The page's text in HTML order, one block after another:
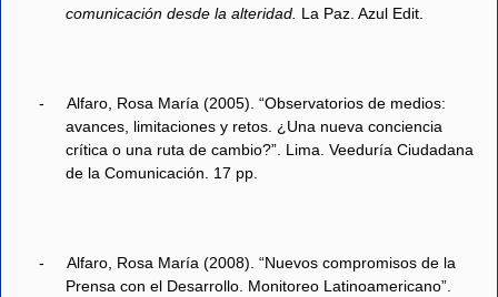
comunicación desde la alteridad. La Paz. Azul Edit.
-
Alfaro, Rosa María (2005). “Observatorios de medios:
avances, limitaciones y retos. ¿Una nueva conciencia
crítica o una ruta de cambio?”. Lima. Veeduría Ciudadana
de la Comunicación. 17 pp.
-
Alfaro, Rosa María (2008). “Nuevos compromisos de la
Prensa con el Desarrollo. Monitoreo Latinoamericano”.